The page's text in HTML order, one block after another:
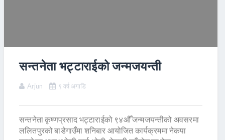
सन्तनेता भट्टाराईको जन्मजयन्ती
Arjun ९ वर्ष अगाडि
सन्तनेता कृष्णप्रसाद भट्टाराईको ९४औँ जन्मजयन्तीको अवसरमा
ललितपुरको बाडेगाउँमा शनिबार आयोजित कार्यक्रममा नेकपा